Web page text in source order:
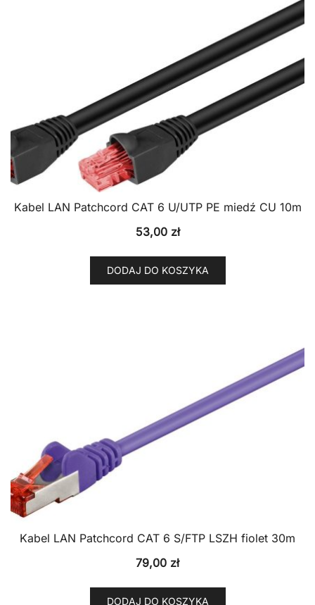
Kabel LAN Patchcord CAT 6 U/UTP PE miedź CU 10m
53,00 zł
DODAJ DO KOSZYKA
Kabel LAN Patchcord CAT 6 S/FTP LSZH fiolet 30m
79,00 zł
DODAJ DO KOSZYKA